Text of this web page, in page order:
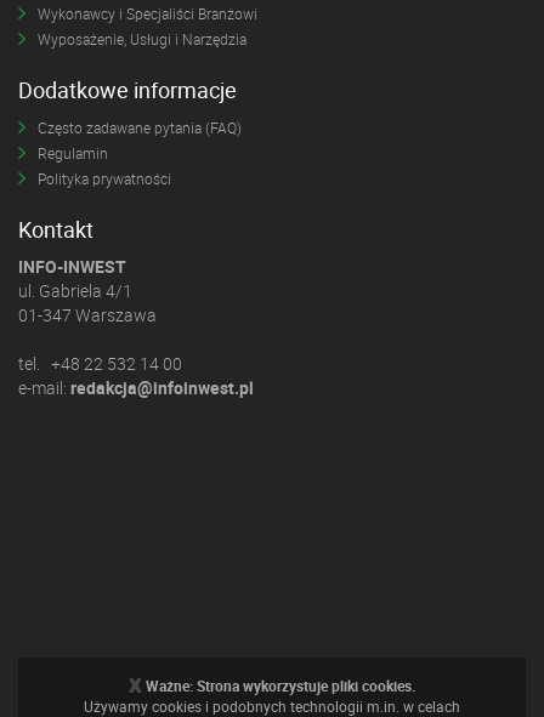
Wykonawcy i Specjaliści Branżowi
Wyposażenie, Usługi i Narzędzia
Dodatkowe informacje
Często zadawane pytania (FAQ)
Regulamin
Polityka prywatności
Kontakt
INFO-INWEST
ul. Gabriela 4/1
01-347 Warszawa
tel. +48 22 532 14 00
e-mail: redakcja@infoinwest.pl
x Ważne: Strona wykorzystuje pliki cookies.
Używamy cookies i podobnych technologii m.in. w celach